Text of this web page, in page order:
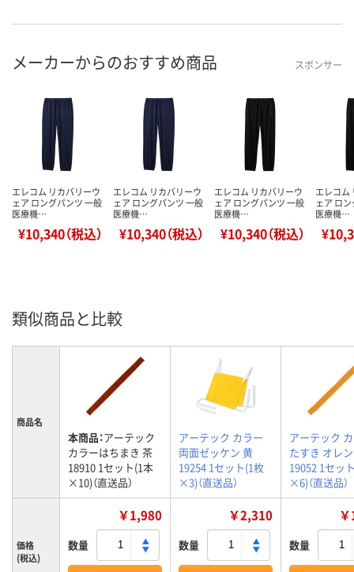
メーカーからのおすすめ商品 スポンサー
エレコム リカバリーウ
ェア ロングパンツ 一般
医療機…
¥10,340（税込）
エレコム リカバリーウ
ェア ロングパンツ 一般
医療機…
¥10,340（税込）
エレコム リカバリーウ
ェア ロングパンツ 一般
医療機…
¥10,340（税込）
エレコム
ェア ロ
医療機…
類似商品と比較
商品名
本商品：アーテック
カラーはちまき 茶
18910 1セット(1本
×10)（直送品）
アーテック カラー
両面ゼッケン 黄
19254 1セット(1枚
×3)（直送品）
アーテック
たすき オレ
19052 1セッ
×6)（直送品）
価格
(税込)
￥1,980
数量
￥2,310
数量 数量